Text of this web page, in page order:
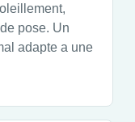
pose. Un
adapte a une